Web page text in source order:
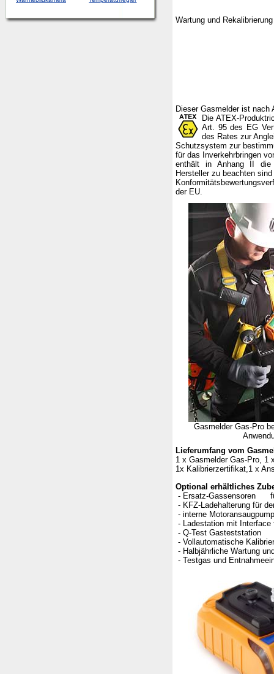
Wartung und
Dieser Gasmelder ist nach
Die ATEX-
Art. 95 des EG
des Rates zur
Schutzsystem zur
für das Inverkehrbringen
enthält in Anhang II die
Hersteller zu beachten
der EU.
Gasmelder Gas-Pro
Lieferumfang vom
1 x Gasmelder Gas-Pro, 1
1x Kalibrierzertifikat,1 x
Optional erhältliches
- Ersatz-Gassensoren
- KFZ-Ladehalterung für
- interne
- Ladestation mit Interface
- Q-Test Gasteststation
- Vollautomatische
- Halbjährliche Wartung
- Testgas und